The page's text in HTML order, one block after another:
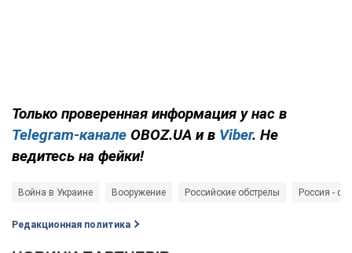
Только проверенная информация у нас в
Telegram-канале OBOZ.UA и в Viber. Не
ведитесь на фейки!
Война в Украине Вооружение Российские обстрелы Россия -
Редакционная политика